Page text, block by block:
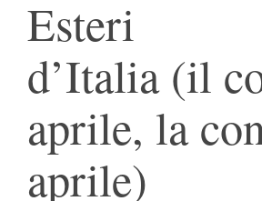
Esteri
d’Italia (il
aprile, la
aprile)